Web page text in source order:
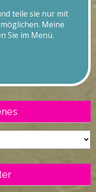
teile sie nur mit
Meine
Sie im Menü.